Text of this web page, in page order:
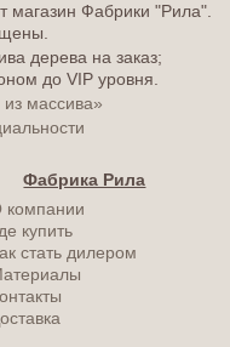
магазин Фабрики "Рила".
дерева на заказ;
до VIP уровня.
массива»
Фабрика Рила
компании
купить
стать дилером